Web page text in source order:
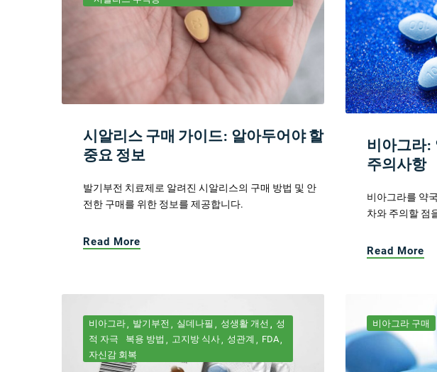
시알리스 구매 가이드: 알아두어야 할
중요 정보
발기부전 치료제로 알려진 시알리스의 구매 방법 및 안
전한 구매를 위한 정보를 제공합니다.
Read More
비아그라:
주의사항
비아그라를 약
차와 주의할 점
Read More
비아그라 발기부전 실데나필 성생활 개선
성
적 자극
복용 방법 고지방 식사 성관계
FDA
자신감 회복
비아그라 구매